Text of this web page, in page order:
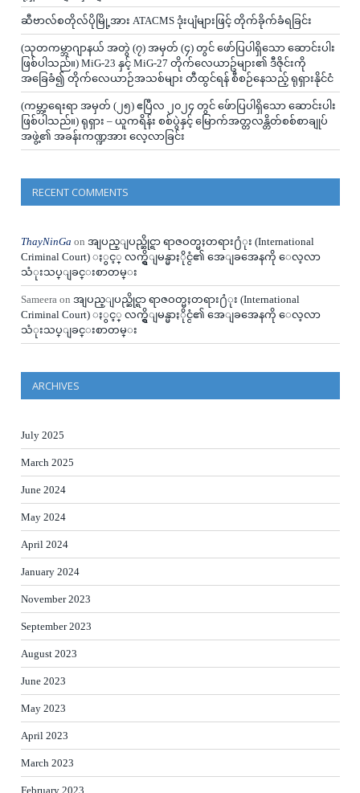
ဆီဗာလ်စတိုလ်ပိုမြို့အား ATACMS ဒုံးပျံများဖြင့် တိုက်ခိုက်ခံရခြင်း
(သုတကမ္ဘာဂျာနယ် အတွဲ (၇) အမှတ် (၄) တွင် ဖော်ပြပါရှိသော ဆောင်းပါး
ဖြစ်ပါသည်။) MiG-23 နှင့် MiG-27 တိုက်လေယာဥ်များ၏ ဒီဇိုင်းကို
အခြေခံ၍ တိုက်လေယာဉ်အသစ်များ တီထွင်ရန် စီစဉ်နေသည့် ရုရှားနိုင်ငံ
(ကမ္ဘာ့ရေးရာ အမှတ် (၂၅) ဧပြီလ ၂၀၂၄ တွင် ဖ်ောပြပါရှိသော ဆောင်းပါး
ဖြစ်ပါသည်။) ရုရှား – ယူကရိန်း စစ်ပွဲနှင့် မြောက်အတ္တလန္တိတ်စစ်စာချုပ်
အဖွဲ့၏ အခန်းကဏ္ဍအား လေ့လာခြင်း
RECENT COMMENTS
ThayNinGa on အျပည္ျပည္ဆိုင္ရာ ရာဇဝတ္မႈတရား႐ံုး (International
Criminal Court) ႏွင့္ လက္ရွိျမန္မာႏိုင္ငံ၏ အေျခအေနကို ေလ့လာ
သံုးသပ္ျခင္းစာတမ္း
Sameera on အျပည္ျပည္ဆိုင္ရာ ရာဇဝတ္မႈတရား႐ံုး (International
Criminal Court) ႏွင့္ လက္ရွိျမန္မာႏိုင္ငံ၏ အေျခအေနကို ေလ့လာ
သံုးသပ္ျခင္းစာတမ္း
ARCHIVES
July 2025
March 2025
June 2024
May 2024
April 2024
January 2024
November 2023
September 2023
August 2023
June 2023
May 2023
April 2023
March 2023
February 2023